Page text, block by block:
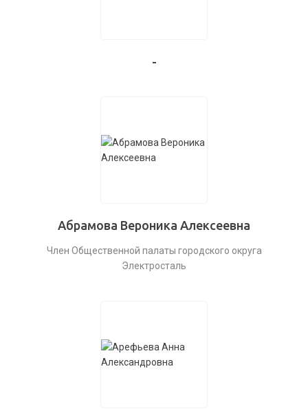
-
Абрамова Вероника Алексеевна
Член Общественной палаты городского округа
Электросталь